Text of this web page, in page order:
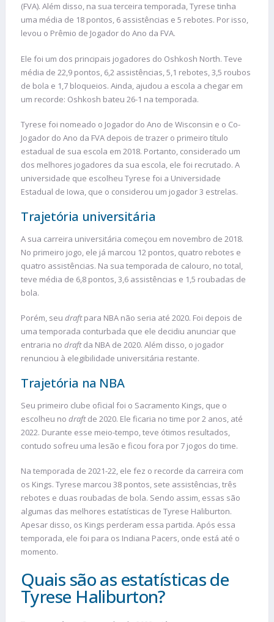
(FVA). Além disso, na sua terceira temporada, Tyrese tinha
uma média de 18 pontos, 6 assistências e 5 rebotes. Por isso,
levou o Prêmio de Jogador do Ano da FVA.
Ele foi um dos principais jogadores do Oshkosh North. Teve
média de 22,9 pontos, 6,2 assistências, 5,1 rebotes, 3,5 roubos
de bola e 1,7 bloqueios. Ainda, ajudou a escola a chegar em
um recorde: Oshkosh bateu 26-1 na temporada.
Tyrese foi nomeado o Jogador do Ano de Wisconsin e o Co-
Jogador do Ano da FVA depois de trazer o primeiro título
estadual de sua escola em 2018. Portanto, considerado um
dos melhores jogadores da sua escola, ele foi recrutado. A
universidade que escolheu Tyrese foi a Universidade
Estadual de Iowa, que o considerou um jogador 3 estrelas.
Trajetória universitária
A sua carreira universitária começou em novembro de 2018.
No primeiro jogo, ele já marcou 12 pontos, quatro rebotes e
quatro assistências. Na sua temporada de calouro, no total,
teve média de 6,8 pontos, 3,6 assistências e 1,5 roubadas de
bola.
Porém, seu draftpara NBA não seria até 2020. Foi depois de
uma temporada conturbada que ele decidiu anunciar que
entraria no draftda NBA de 2020. Além disso, o jogador
renunciou à elegibilidade universitária restante.
Trajetória na NBA
Seu primeiro clube oficial foi o Sacramento Kings, que o
escolheu no draftde 2020. Ele ficaria no time por 2 anos, até
2022. Durante esse meio-tempo, teve ótimos resultados,
contudo sofreu uma lesão e ficou fora por 7 jogos do time.
Na temporada de 2021-22, ele fez o recorde da carreira com
os Kings. Tyrese marcou 38 pontos, sete assistências, três
rebotes e duas roubadas de bola. Sendo assim, essas são
algumas das melhores estatísticas de Tyrese Haliburton.
Apesar disso, os Kings perderam essa partida. Após essa
temporada, ele foi para os Indiana Pacers, onde está até o
momento.
Quais são as estatísticas de
Tyrese Haliburton?